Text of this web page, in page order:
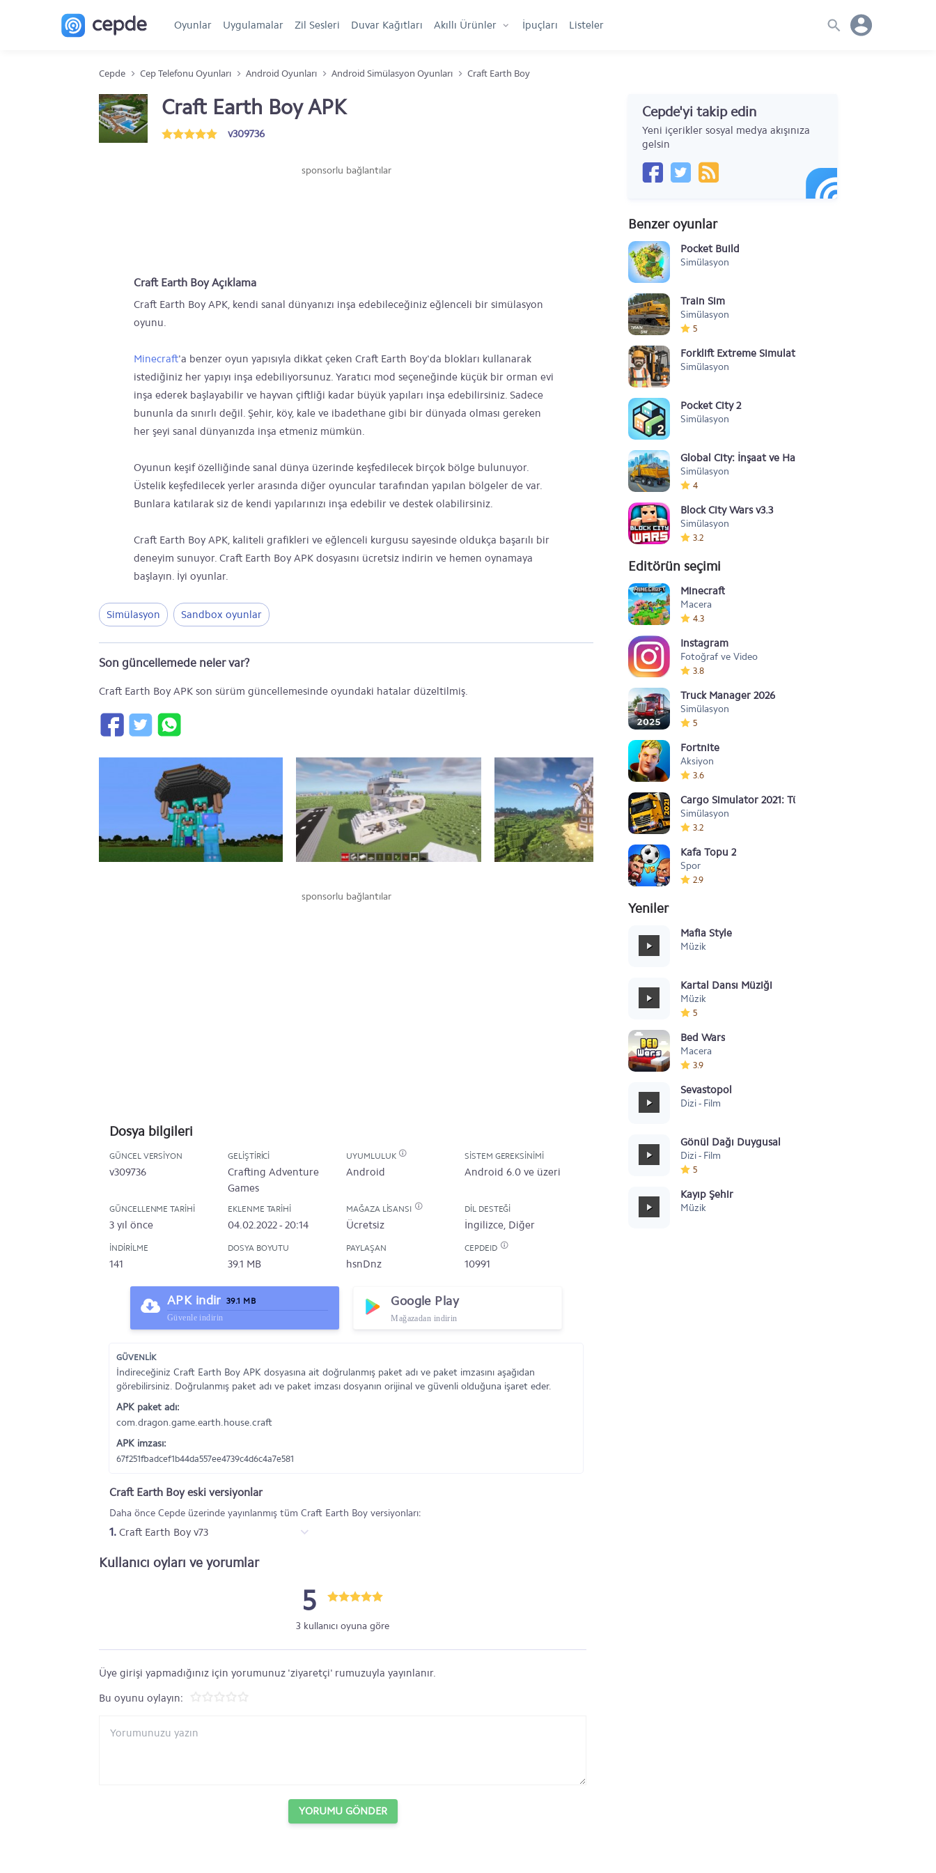
Oyunlar Uygulamalar Zil Sesleri Duvar Kağıtları Akıllı Ürünler İpuçları Listeler
Cepde Cep Telefonu Oyunları Android Oyunları Android Simülasyon Oyunları Craft Earth Boy
Craft Earth Boy APK
v309736
sponsorlu bağlantılar
Craft Earth Boy Açıklama
Craft Earth Boy APK, kendi sanal dünyanızı inşa edebileceğiniz eğlenceli bir simülasyon
oyunu.
Minecraft'a benzer oyun yapısıyla dikkat çeken Craft Earth Boy'da blokları kullanarak
istediğiniz her yapıyı inşa edebiliyorsunuz. Yaratıcı mod seçeneğinde küçük bir orman evi
inşa ederek başlayabilir ve hayvan çiftliği kadar büyük yapıları inşa edebilirsiniz. Sadece
bununla da sınırlı değil. Şehir, köy, kale ve ibadethane gibi bir dünyada olması gereken
her şeyi sanal dünyanızda inşa etmeniz mümkün.
Oyunun keşif özelliğinde sanal dünya üzerinde keşfedilecek birçok bölge bulunuyor.
Üstelik keşfedilecek yerler arasında diğer oyuncular tarafından yapılan bölgeler de var.
Bunlara katılarak siz de kendi yapılarınızı inşa edebilir ve destek olabilirsiniz.
Craft Earth Boy APK, kaliteli grafikleri ve eğlenceli kurgusu sayesinde oldukça başarılı bir
deneyim sunuyor. Craft Earth Boy APK dosyasını ücretsiz indirin ve hemen oynamaya
başlayın. İyi oyunlar.
Simülasyon Sandbox oyunlar
Son güncellemede neler var?
Craft Earth Boy APK son sürüm güncellemesinde oyundaki hatalar düzeltilmiş.
sponsorlu bağlantılar
Dosya bilgileri
GÜNCEL VERSIYON
v309736
GELIŞTIRICI
Crafting Adventure
Games
UYUMLULUK
Android
SISTEM GEREKSINIMI
Android 6.0 ve üzeri
GÜNCELLENME TARIHI
3 yıl önce
EKLENME TARIHI
04.02.2022 - 20:14
MAĞAZA LISANSI
Ücretsiz
DIL DESTEĞI
İngilizce, Diğer
İNDIRILME
141
DOSYA BOYUTU
39.1 MB
PAYLAŞAN
hsnDnz
CEPDEID
10991
APK indir 39.1 MB
Güvenle indirin
Google Play
Mağazadan indirin
GÜVENLİK
İndireceğiniz Craft Earth Boy APK dosyasına ait doğrulanmış paket adı ve paket imzasını aşağıdan
görebilirsiniz. Doğrulanmış paket adı ve paket imzası dosyanın orijinal ve güvenli olduğuna işaret eder.
APK paket adı:
com.dragon.game.earth.house.craft
APK imzası:
67f251fbadcef1b44da557ee4739c4d6c4a7e581
Craft Earth Boy eski versiyonlar
Daha önce Cepde üzerinde yayınlanmış tüm Craft Earth Boy versiyonları:
1. Craft Earth Boy v73
Cepde'yi takip edin
Yeni içerikler sosyal medya akışınıza
gelsin
Benzer oyunlar
Pocket Build
Simülasyon
Train Sim
Simülasyon
5
Forklift Extreme Simulator 2
Simülasyon
Pocket City 2
Simülasyon
Global City: İnşaat ve Hasat
Simülasyon
4
Block City Wars v3.3
Simülasyon
3.2
Editörün seçimi
Minecraft
Macera
4.3
Instagram
Fotoğraf ve Video
3.8
Truck Manager 2026
Simülasyon
5
Fortnite
Aksiyon
3.6
Cargo Simulator 2021: Türkiye
Simülasyon
3.2
Kafa Topu 2
Spor
2.9
Yeniler
Mafia Style
Müzik
Kartal Dansı Müziği
Müzik
5
Bed Wars
Macera
3.9
Sevastopol
Dizi - Film
Gönül Dağı Duygusal
Dizi - Film
5
Kayıp Şehir
Müzik
Kullanıcı oyları ve yorumlar
5
3 kullanıcı oyuna göre
Üye girişi yapmadığınız için yorumunuz 'ziyaretçi' rumuzuyla yayınlanır.
Bu oyunu oylayın:
YORUMU GÖNDER